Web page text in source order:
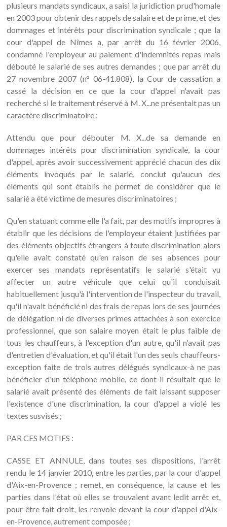
plusieurs mandats syndicaux, a saisi la juridiction prud'homale
en 2003 pour obtenir des rappels de salaire et de prime, et des
dommages et intérêts pour discrimination syndicale ; que la
cour d'appel de Nîmes a, par arrêt du 16 février 2006,
condamné l'employeur au paiement d'indemnités repas mais
débouté le salarié de ses autres demandes ; que par arrêt du
27 novembre 2007 (n° 06-41.808), la Cour de cassation a
cassé la décision en ce que la cour d'appel n'avait pas
recherché si le traitement réservé à M. X...ne présentait pas un
caractère discriminatoire ;
Attendu que pour débouter M. X...de sa demande en
dommages intérêts pour discrimination syndicale, la cour
d'appel, après avoir successivement apprécié chacun des dix
éléments invoqués par le salarié, conclut qu'aucun des
éléments qui sont établis ne permet de considérer que le
salarié a été victime de mesures discriminatoires ;
Qu'en statuant comme elle l'a fait, par des motifs impropres à
établir que les décisions de l'employeur étaient justifiées par
des éléments objectifs étrangers à toute discrimination alors
qu'elle avait constaté qu'en raison de ses absences pour
exercer ses mandats représentatifs le salarié s'était vu
affecter un autre véhicule que celui qu'il conduisait
habituellement jusqu'à l'intervention de l'inspecteur du travail,
qu'il n'avait bénéficié ni des frais de repas lors de ses journées
de délégation ni de diverses primes attachées à son exercice
professionnel, que son salaire moyen était le plus faible de
tous les chauffeurs, à l'exception d'un autre, qu'il n'avait pas
d'entretien d'évaluation, et qu'il était l'un des seuls chauffeurs-
exception faite de trois autres délégués syndicaux-à ne pas
bénéficier d'un téléphone mobile, ce dont il résultait que le
salarié avait présenté des éléments de fait laissant supposer
l'existence d'une discrimination, la cour d'appel a violé les
textes susvisés ;
PAR CES MOTIFS :
CASSE ET ANNULE, dans toutes ses dispositions, l'arrêt
rendu le 14 janvier 2010, entre les parties, par la cour d'appel
d'Aix-en-Provence ; remet, en conséquence, la cause et les
parties dans l'état où elles se trouvaient avant ledit arrêt et,
pour être fait droit, les renvoie devant la cour d'appel d'Aix-
en-Provence, autrement composée ;